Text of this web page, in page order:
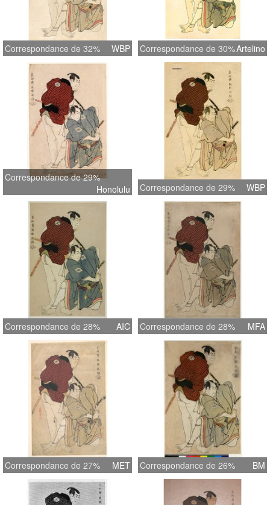
Correspondance de 32% WBP Correspondance de 30%Artelino
Correspondance de 29%
Honolulu
Correspondance de 29% WBP
Correspondance de 28% AIC Correspondance de 28% MFA
Correspondance de 27% MET Correspondance de 26% BM